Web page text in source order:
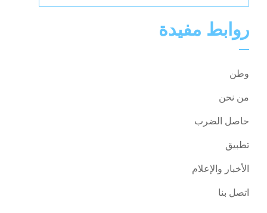
روابط مفيدة
وطن
من نحن
حاصل الضرب
تطبيق
الأخبار والإعلام
اتصل بنا